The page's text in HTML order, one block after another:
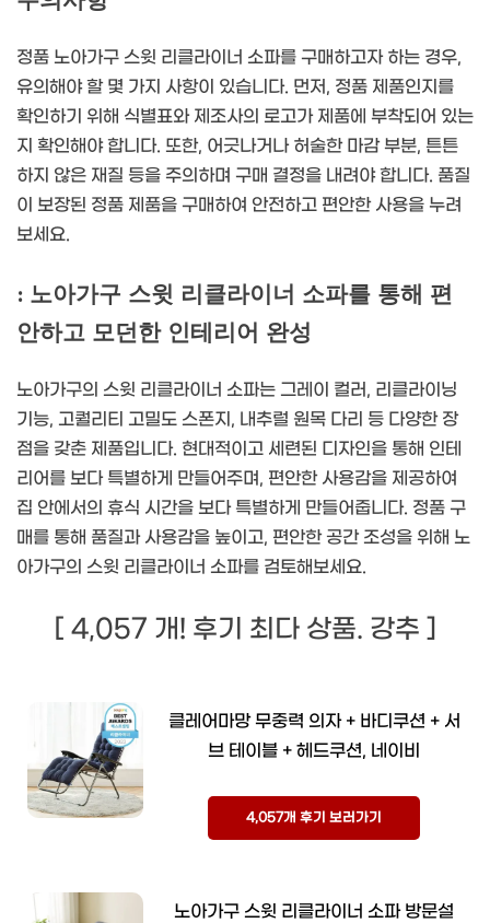
정품 노아가구 스윗 리클라이너 소파를 구매하고자 하는 경우,
유의해야 할 몇 가지 사항이 있습니다. 먼저, 정품 제품인지를
확인하기 위해 식별표와 제조사의 로고가 제품에 부착되어 있는
지 확인해야 합니다. 또한, 어긋나거나 허술한 마감 부분, 튼튼
하지 않은 재질 등을 주의하며 구매 결정을 내려야 합니다. 품질
이 보장된 정품 제품을 구매하여 안전하고 편안한 사용을 누려
보세요.
: 노아가구 스윗 리클라이너 소파를 통해 편
안하고 모던한 인테리어 완성
노아가구의 스윗 리클라이너 소파는 그레이 컬러, 리클라이닝
기능, 고퀄리티 고밀도 스폰지, 내추럴 원목 다리 등 다양한 장
점을 갖춘 제품입니다. 현대적이고 세련된 디자인을 통해 인테
리어를 보다 특별하게 만들어주며, 편안한 사용감을 제공하여
집 안에서의 휴식 시간을 보다 특별하게 만들어줍니다. 정품 구
매를 통해 품질과 사용감을 높이고, 편안한 공간 조성을 위해 노
아가구의 스윗 리클라이너 소파를 검토해보세요.
[ 4,057 개! 후기 최다 상품. 강추 ]
클레어마망 무중력 의자 + 바디쿠션 + 서
브 테이블 + 헤드쿠션, 네이비
4,057개 후기 보러가기
노아가구 스윗 리클라이너 소파 방문설